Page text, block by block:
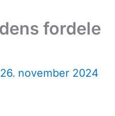
fordele
26. november 2024